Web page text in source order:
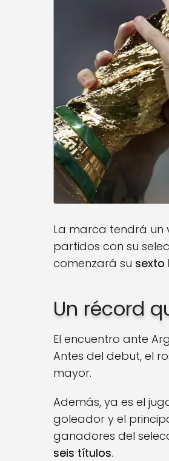
La marca tendrá un
partidos con su
comenzará su sexto
Un récord
El encuentro ante
Antes del debut, el
mayor.
Además, ya es el
goleador y el
ganadores del
seis títulos.